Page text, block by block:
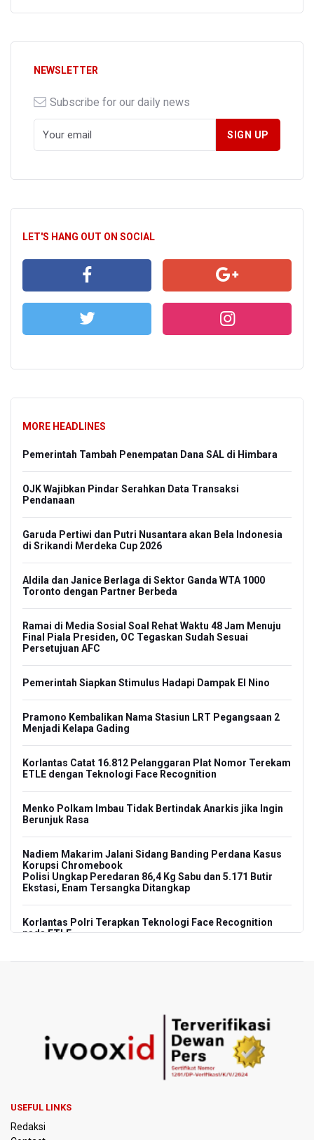
NEWSLETTER
Subscribe for our daily news
LET'S HANG OUT ON SOCIAL
MORE HEADLINES
Pemerintah Tambah Penempatan Dana SAL di Himbara
OJK Wajibkan Pindar Serahkan Data Transaksi
Pendanaan
Garuda Pertiwi dan Putri Nusantara akan Bela Indonesia
di Srikandi Merdeka Cup 2026
Aldila dan Janice Berlaga di Sektor Ganda WTA 1000
Toronto dengan Partner Berbeda
Ramai di Media Sosial Soal Rehat Waktu 48 Jam Menuju
Final Piala Presiden, OC Tegaskan Sudah Sesuai
Persetujuan AFC
Pemerintah Siapkan Stimulus Hadapi Dampak El Nino
Pramono Kembalikan Nama Stasiun LRT Pegangsaan 2
Menjadi Kelapa Gading
Korlantas Catat 16.812 Pelanggaran Plat Nomor Terekam
ETLE dengan Teknologi Face Recognition
Menko Polkam Imbau Tidak Bertindak Anarkis jika Ingin
Berunjuk Rasa
Nadiem Makarim Jalani Sidang Banding Perdana Kasus
Korupsi Chromebook
Polisi Ungkap Peredaran 86,4 Kg Sabu dan 5.171 Butir
Ekstasi, Enam Tersangka Ditangkap
Korlantas Polri Terapkan Teknologi Face Recognition
pada ETLE
Kebakaran Hutan dan Lahan di Gunung Bromo Capai 10
OJK Sebut IASC Terima 1.379 Laporan Kasus Penipuan
BRIN Kaji Peluang Industri Panel Surya Generasi Baru
USEFUL LINKS
Redaksi